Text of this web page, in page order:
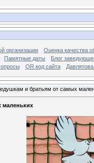
организации
Оценка качества
Памятные даты
Блог
QR код сайта
и братьям от самых
маленьких